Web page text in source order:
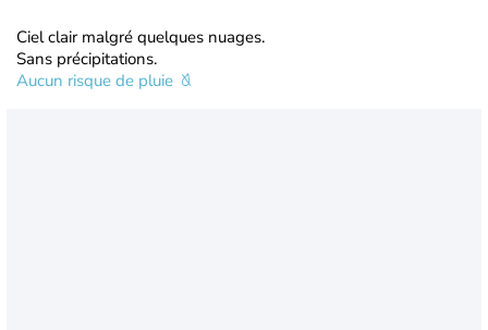
Ciel clair malgré quelques nuages.
Sans précipitations.
Aucun risque de pluie